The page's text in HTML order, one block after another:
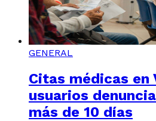
GENERAL
Citas médicas en
usuarios
más de 10 días